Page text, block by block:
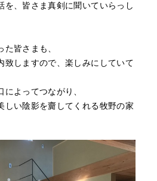
を、皆さま真剣に聞いていらっし
皆さまも、
致しますので、楽しみにしていて
よってつながり、
しい陰影を齎してくれる牧野の家